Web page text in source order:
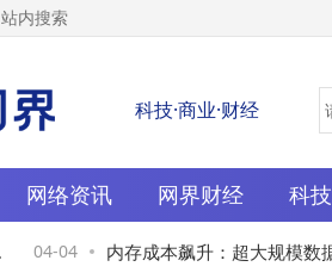
站内搜索
科技·商业·财经
网络资讯 网界财经 科
04-04 内存成本飙升：超大规模数据